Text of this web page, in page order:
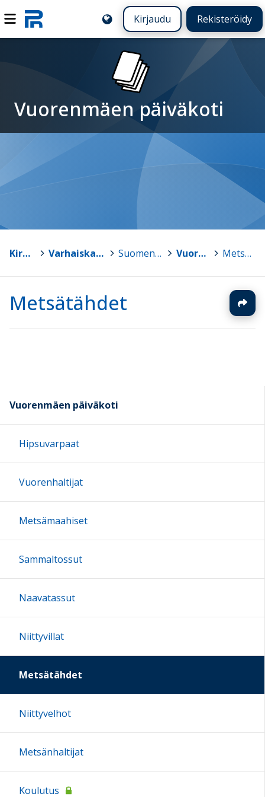
Kirjaudu Rekisteröidy
Vuorenmäen päiväkoti
Kirkkonummi > Varhaiskasvatus - Småbarnspedagogik > Suomenkielinen varhaiskasvatus > Vuorenmäen päiväkoti > Metsätähdet
Metsätähdet
Vuorenmäen päiväkoti
Hipsuvarpaat
Vuorenhaltijat
Metsämaahiset
Sammaltossut
Naavatassut
Niittyvillat
Metsätähdet
Niittyvelhot
Metsänhaltijat
Koulutus